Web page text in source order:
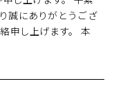
誠にありがとうござ
申し上げます。 本